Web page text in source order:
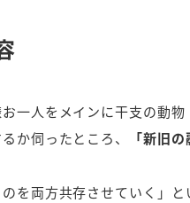
一人をメインに干支の動物
か伺ったところ、
「新旧
のを両方共存させていく」